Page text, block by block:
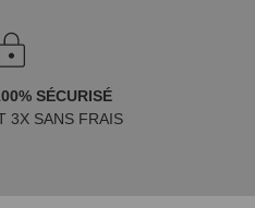
SÉCURISÉ
3X SANS FRAIS